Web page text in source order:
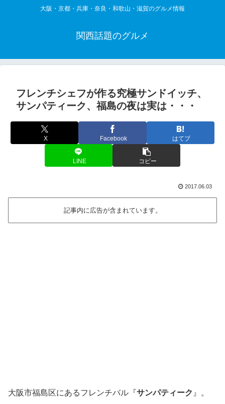
大阪・京都・兵庫・奈良・和歌山・滋賀のグルメ情報
関西話題のグルメ
フレンチシェフが作る究極サンドイッチ、
サンパティーク、福島の夜は実は・・・
X Facebook はてブ
LINE コピー
2017.06.03
記事内に広告が含まれています。
大阪市福島区にあるフレンチバル『サンパティーク 』。